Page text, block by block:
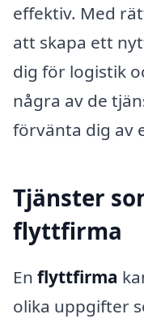
effektiv. Med
att skapa ett
dig för logistik
några av de
förvänta dig av
Tjänster
flyttfirma
En flyttfirma
olika uppgifter